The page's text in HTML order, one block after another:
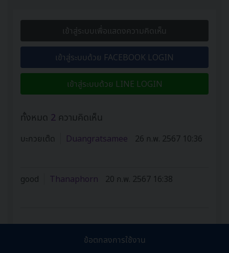
เข้าสู่ระบบเพื่อแสดงความคิดเห็น
เข้าสู่ระบบด้วย FACEBOOK LOGIN
เข้าสู่ระบบด้วย LINE LOGIN
ทั้งหมด 2 ความคิดเห็น
บะกวยเต๊ด Duangratsamee 26 ก.พ. 2567 10:36
good Thanaphorn 20 ก.พ. 2567 16:38
ข้อตกลงการใช้งาน